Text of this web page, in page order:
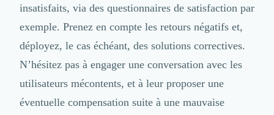
Gestion Immobilière
Courtage en Energie
Désinfection & décontamination
Nettoyage & Ménage
Clubs & Réseaux Professionnels
insatisfaits, via des questionnaires de satisfaction par
exemple. Prenez en compte les retours négatifs et,
déployez, le cas échéant, des solutions correctives.
N’hésitez pas à engager une conversation avec les
utilisateurs mécontents, et à leur proposer une
éventuelle compensation suite à une mauvaise